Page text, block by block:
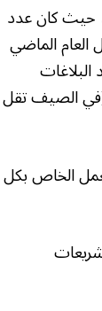
حيث كان عدد
العام الماضي
البلاغات
(في الصيف تقل
الخاص بكل